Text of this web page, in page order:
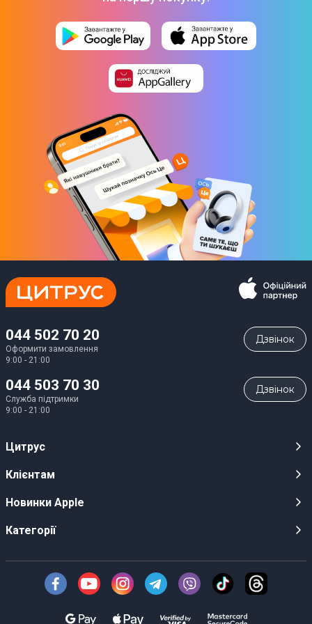
044 502 70 20
Оформити замовлення
9:00 - 21:00
Дзвiнок
044 503 70 30
Служба підтримки
9:00 - 21:00
Дзвiнок
Цитрус
Кар’єра
Оптовим клієнтам
Про Компанію
Клієнтам
Публічні оферти
Інструкції та прошивки
Доставка
Новинки Apple
iPhone 17
iPhone Air
Категорії
Техніка Apple
Смартфони
Техніка для кухні